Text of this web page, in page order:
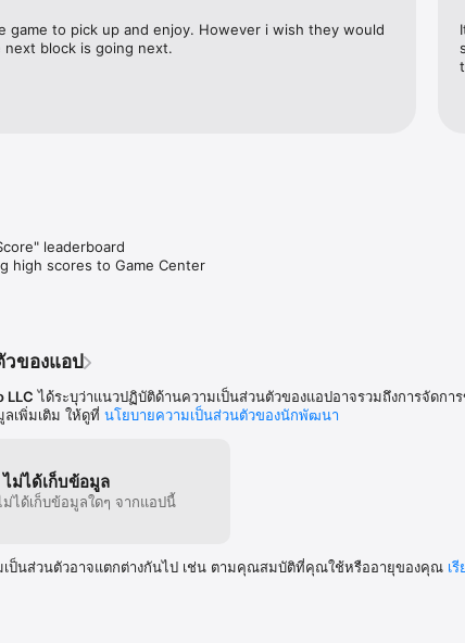
ารณ์ที่สมบูรณ์แบบตั้งแต่โหลด
ดีไซน์ยอดเยี่ยม จาก The independent Game Festival
ย Hidden Variable (Bag It!, Tic Tactics)
game to pick up and enjoy. However i wish they would
block is going next.
leaderboard
high scores to Game Center
ของแอป
LLC ได้ระบุว่าแนวปฏิบัติด้านความเป็นส่วนตัวของแอปอาจรวมถึงการจัดกา
เพิ่มเติม ให้ดูที่ นโยบายความเป็นส่วนตัวของนักพัฒนา
ไม่ได้เก็บข้อมูล
ได้เก็บข้อมูลใดๆ จากแอปนี้
ป็นส่วนตัวอาจแตกต่างกันไป เช่น ตามคุณสมบัติที่คุณใช้หรืออายุของคุณ เ